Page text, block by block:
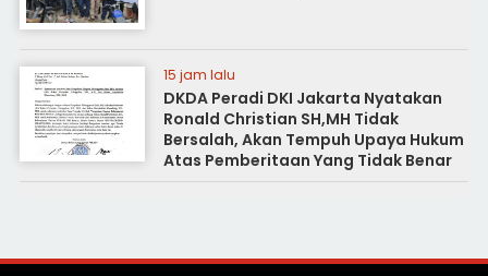
15 jam lalu
DKDA Peradi DKI Jakarta Nyatakan
Ronald Christian SH,MH Tidak
Bersalah, Akan Tempuh Upaya Hukum
Atas Pemberitaan Yang Tidak Benar